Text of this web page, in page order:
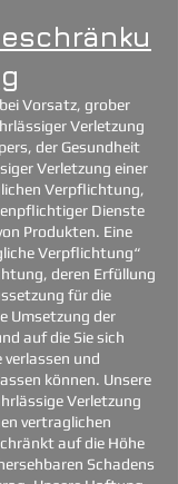
Vorsatz, grober
Verletzung
der Gesundheit
Verletzung einer
Verpflichtung,
Dienste
Produkten. Eine
Verpflichtung“
deren Erfüllung
für die
Umsetzung der
auf die Sie sich
und
können. Unsere
Verletzung
vertraglichen
auf die Höhe
Schadens